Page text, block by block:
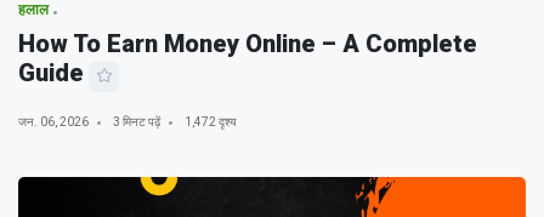
हलाल
How To Earn Money Online – A Complete
Guide
जन. 06, 2026 3 मिनट पढ़ें 1,472 दृश्य